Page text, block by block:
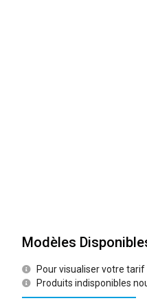
Modèles
Pour visualiser votre
Produits indisponibles